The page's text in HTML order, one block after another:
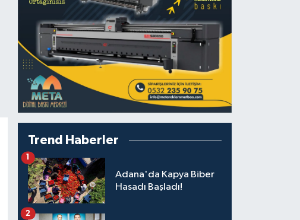
Trend Haberler
Adana'da Kapya Biber
Hasadı Başladı!
1
2